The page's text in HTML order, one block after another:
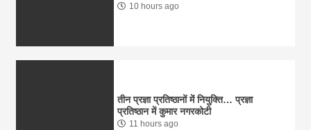
10 hours ago
तीन प्रज्ञा प्रतिष्ठानों में नियुक्ति… प्रज्ञा
प्रतिष्ठान में कुमार नगरकोटी
11 hours ago